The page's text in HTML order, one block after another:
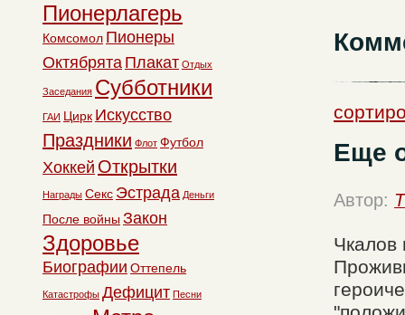
Еще
Автор:
Чкалов
Пионерлагерь
Комсомол Пионеры
Октябрята Плакат Отдых
Заседания Субботники
ГАИ Цирк Искусство
Праздники Флот Футбол
Хоккей Открытки
Награды Секс Эстрада Деньги
После войны Закон
Здоровье
Биографии Оттепель
Катастрофы Дефицит Песни